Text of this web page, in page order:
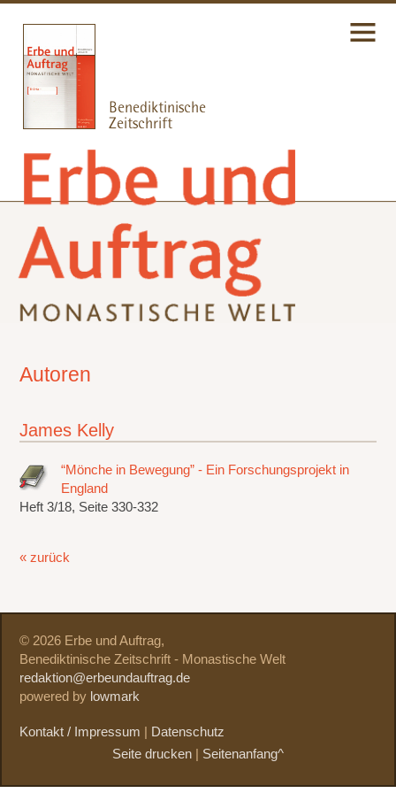
Autoren
James Kelly
“Mönche in Bewegung” - Ein Forschungsprojekt in
England
Heft 3/18, Seite 330-332
« zurück
© 2026 Erbe und Auftrag,
Benediktinische Zeitschrift - Monastische Welt
redaktion@erbeundauftrag.de
powered by lowmark
Kontakt / Impressum
Datenschutz
Seite drucken
Seitenanfang^